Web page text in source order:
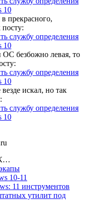
10
прекрасного,
службу определения
10
ОС безбожно левая, то
службу определения
10
искал, но так
службу определения
10
10-11
11 инструментов
утилит под